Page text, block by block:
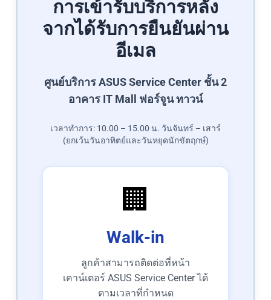
การเข้ารับบริการหลัง
จากได้รับการยืนยันผ่าน
อีเมล
ศูนย์บริการ ASUS Service Center ชั้น 2
อาคาร IT Mall ฟอร์จูน ทาวน์
เวลาทำการ: 10.00 – 15.00 น. วันจันทร์ – เสาร์
(ยกเว้นวันอาทิตย์และวันหยุดนักขัตฤกษ์)
🏢
Walk-in
ลูกค้าสามารถติดต่อที่หน้า
เคาน์เตอร์ ASUS Service Center ได้
ตามเวลาที่กำหนด